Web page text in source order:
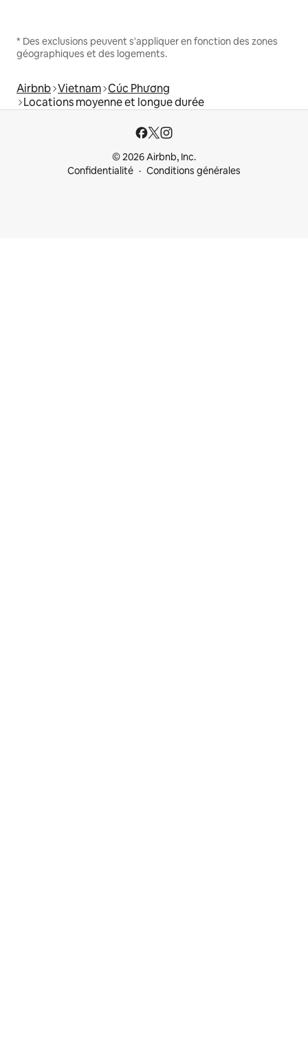
* Des exclusions peuvent s'appliquer en fonction des zones
géographiques et des logements.
Airbnb Vietnam Cúc Phương
Locations moyenne et longue durée
© 2026 Airbnb, Inc.
Confidentialité
Conditions générales